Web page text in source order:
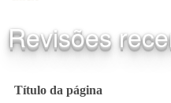
Revisões
Título da página